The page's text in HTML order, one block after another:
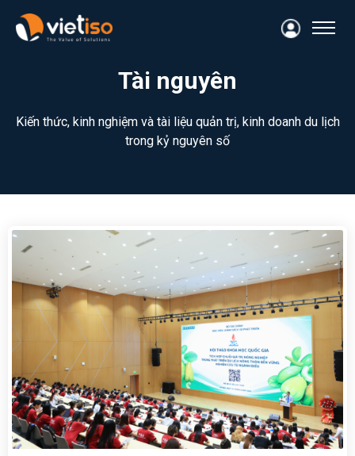
Tài nguyên
Kiến thức, kinh nghiệm và tài liệu quản trị, kinh doanh du lịch
trong kỷ nguyên số